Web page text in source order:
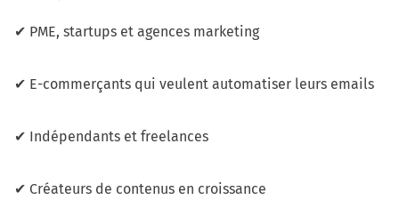
✔ PME, startups et agences marketing
✔ E-commerçants qui veulent automatiser leurs emails
✔ Indépendants et freelances
✔ Créateurs de contenus en croissance